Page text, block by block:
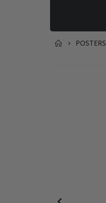
POSTERS